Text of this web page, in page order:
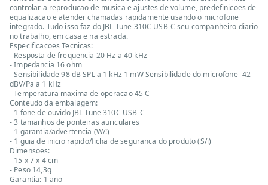
controlar a reproducao de musica e ajustes de volume, predefinicoes de
equalizacao e atender chamadas rapidamente usando o microfone
integrado. Tudo isso faz do JBL Tune 310C USB-C seu companheiro diario
no trabalho, em casa e na estrada.
Especificacoes Tecnicas:
- Resposta de frequencia 20 Hz a 40 kHz
- Impedancia 16 ohm
- Sensibilidade 98 dB SPL a 1 kHz 1 mW Sensibilidade do microfone -42
dBV/Pa a 1 kHz
- Temperatura maxima de operacao 45 C
Conteudo da embalagem:
- 1 fone de ouvido JBL Tune 310C USB-C
- 3 tamanhos de ponteiras auriculares
- 1 garantia/advertencia (W/!)
- 1 guia de inicio rapido/ficha de seguranca do produto (S/i)
Dimensoes:
- 15 x 7 x 4 cm
- Peso 14,3g
Garantia: 1 ano